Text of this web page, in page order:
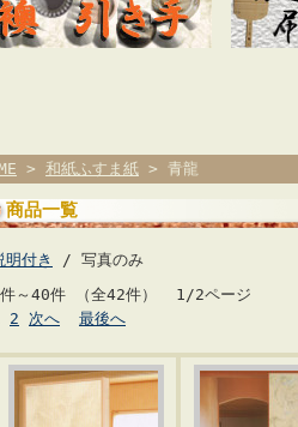
> 和紙ふすま紙 > 青龍
商品一覧
明付き
/ 写真のみ
～40件 （全42件） 1/2ページ
2 次へ 最後へ